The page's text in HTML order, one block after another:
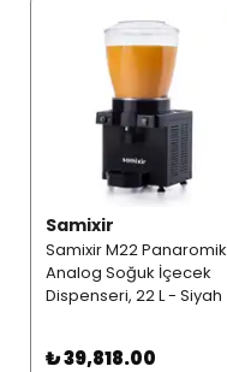
Samixir
Samixir M22 Panaromik
Analog Soğuk İçecek
Dispenseri, 22 L - Siyah
₺ 39,818.00